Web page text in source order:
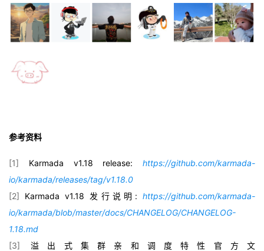
参考资料
[1] Karmada v1.18 release: https://github.com/karmada-
io/karmada/releases/tag/v1.18.0
[2] Karmada v1.18 发行说明 : https://github.com/karmada-
io/karmada/blob/master/docs/CHANGELOG/CHANGELOG-
1.18.md
[3]溢出式集群亲和调度特性官方文